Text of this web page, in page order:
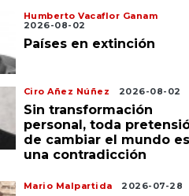
Humberto Vacaflor Ganam
2026-08-02
Países en extinción
Ciro Añez Núñez 2026-08-02
Sin transformación
personal, toda
de cambiar el mundo es
una contradicción
Mario Malpartida 2026-07-28